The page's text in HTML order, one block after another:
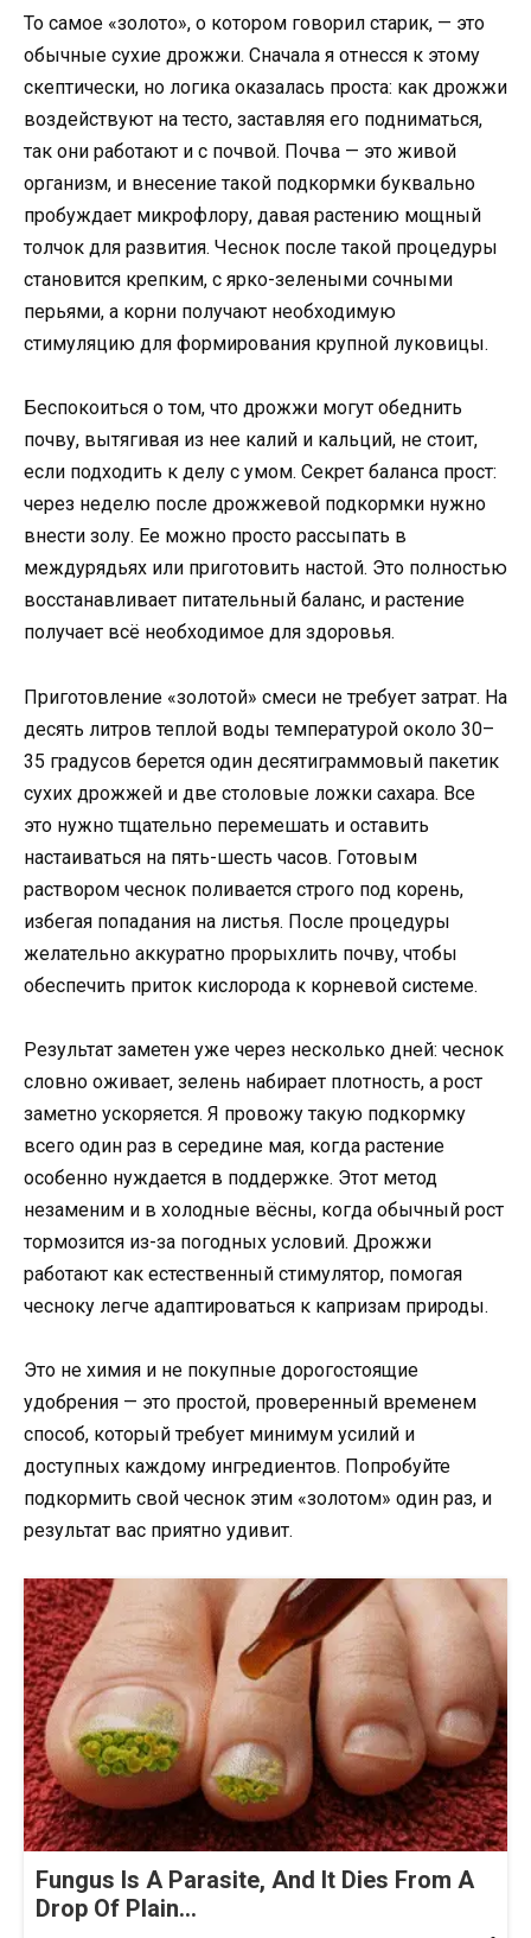
То самое «золото», о котором говорил старик, — это
обычные сухие дрожжи. Сначала я отнесся к этому
скептически, но логика оказалась проста: как дрожжи
воздействуют на тесто, заставляя его подниматься,
так они работают и с почвой. Почва — это живой
организм, и внесение такой подкормки буквально
пробуждает микрофлору, давая растению мощный
толчок для развития. Чеснок после такой процедуры
становится крепким, с ярко-зелеными сочными
перьями, а корни получают необходимую
стимуляцию для формирования крупной луковицы.
Беспокоиться о том, что дрожжи могут обеднить
почву, вытягивая из нее калий и кальций, не стоит,
если подходить к делу с умом. Секрет баланса прост:
через неделю после дрожжевой подкормки нужно
внести золу. Ее можно просто рассыпать в
междурядьях или приготовить настой. Это полностью
восстанавливает питательный баланс, и растение
получает всё необходимое для здоровья.
Приготовление «золотой» смеси не требует затрат. На
десять литров теплой воды температурой около 30–
35 градусов берется один десятиграммовый пакетик
сухих дрожжей и две столовые ложки сахара. Все
это нужно тщательно перемешать и оставить
настаиваться на пять-шесть часов. Готовым
раствором чеснок поливается строго под корень,
избегая попадания на листья. После процедуры
желательно аккуратно прорыхлить почву, чтобы
обеспечить приток кислорода к корневой системе.
Результат заметен уже через несколько дней: чеснок
словно оживает, зелень набирает плотность, а рост
заметно ускоряется. Я провожу такую подкормку
всего один раз в середине мая, когда растение
особенно нуждается в поддержке. Этот метод
незаменим и в холодные вёсны, когда обычный рост
тормозится из-за погодных условий. Дрожжи
работают как естественный стимулятор, помогая
чесноку легче адаптироваться к капризам природы.
Это не химия и не покупные дорогостоящие
удобрения — это простой, проверенный временем
способ, который требует минимум усилий и
доступных каждому ингредиентов. Попробуйте
подкормить свой чеснок этим «золотом» один раз, и
результат вас приятно удивит.
Fungus Is A Parasite, And It Dies From A
Drop Of Plain...